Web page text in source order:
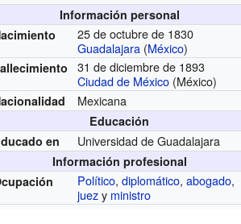
Información personal
25 de octubre de 1830
Guadalajara (México)
31 de diciembre de 1893
Ciudad de México (México)
Mexicana
Educación
en
Universidad de Guadalajara
Información profesional
Político,diplomático,abogado,
juezy ministro